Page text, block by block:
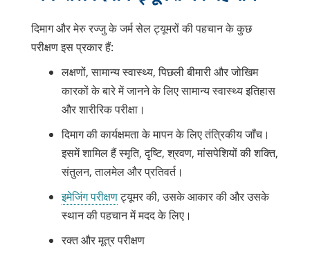
दिमाग और मेरु रज्जु के जर्म सेल ट्यूमरों की पहचान के कुछ
परीक्षण इस प्रकार हैं:
लक्षणों, सामान्य स्वास्थ्य, पिछली बीमारी और जोखिम
कारकों के बारे में जानने के लिए सामान्य स्वास्थ्य इतिहास
और शारीरिक परीक्षा।
दिमाग की कार्यक्षमता के मापन के लिए तंत्रिकीय जाँच।
इसमें शामिल हैं स्मृति, दृष्टि, श्रवण, मांसपेशियों की शक्ति,
संतुलन, तालमेल और प्रतिवर्त।
इमेजिंग परीक्षणट्यूमर की, उसके आकार की और उसके
स्थान की पहचान में मदद के लिए।
रक्त और मूत्र परीक्षण